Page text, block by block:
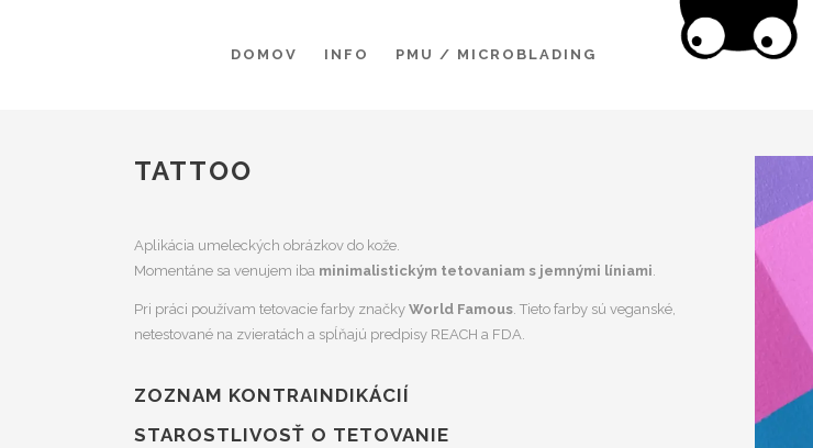
DOMOV INFO PMU / MICROBLADING
TATTOO
Aplikácia umeleckých obrázkov do kože.
Momentáne sa venujem iba minimalistickým tetovaniam s jemnými líniami.
Pri práci používam tetovacie farby značky World Famous. Tieto farby sú veganské,
netestované na zvieratách a spĺňajú predpisy REACH a FDA.
ZOZNAM KONTRAINDIKÁCIÍ
STAROSTLIVOSŤ O TETOVANIE